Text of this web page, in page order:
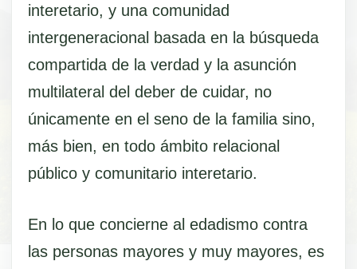
interetario, y una comunidad
intergeneracional basada en la búsqueda
compartida de la verdad y la asunción
multilateral del deber de cuidar, no
únicamente en el seno de la familia sino,
más bien, en todo ámbito relacional
público y comunitario interetario.
En lo que concierne al edadismo contra
las personas mayores y muy mayores, es